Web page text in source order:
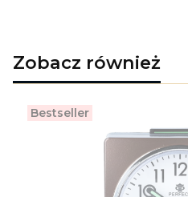
Zobacz również
Bestseller